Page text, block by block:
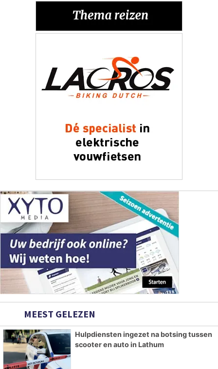
MEEST GELEZEN
Hulpdiensten ingezet na botsing tussen
scooter en auto in Lathum